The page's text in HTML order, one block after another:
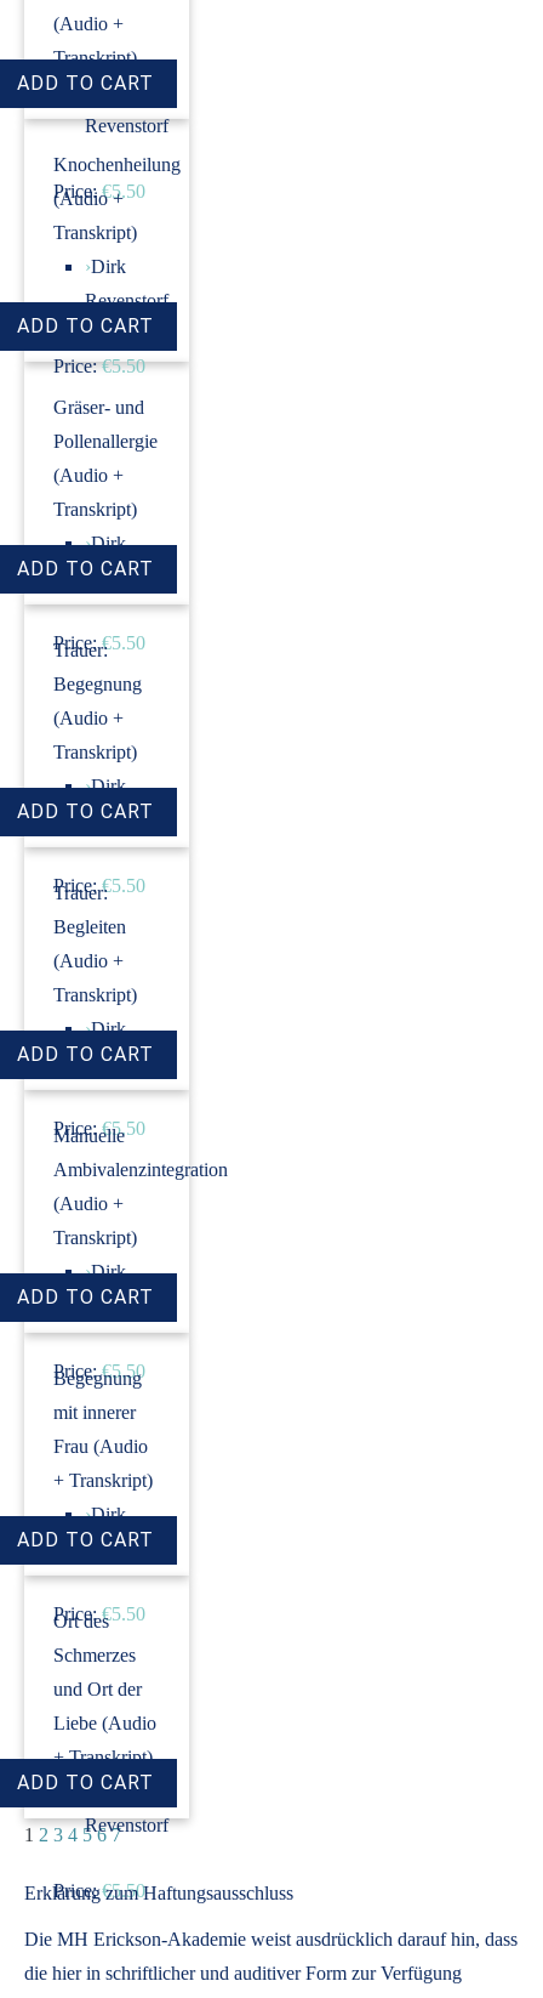
(Audio +
Transkript)
›Dirk
Revenstorf
Price: €5.50
Knochenheilung
(Audio +
Transkript)
›Dirk
Revenstorf
Price: €5.50
Gräser- und
Pollenallergie
(Audio +
Transkript)
›Dirk
Revenstorf
Price: €5.50
Trauer:
Begegnung
(Audio +
Transkript)
›Dirk
Revenstorf
Price: €5.50
Trauer:
Begleiten
(Audio +
Transkript)
›Dirk
Revenstorf
Price: €5.50
Manuelle
Ambivalenzintegration
(Audio +
Transkript)
›Dirk
Revenstorf
Price: €5.50
Begegnung
mit innerer
Frau (Audio
+ Transkript)
›Dirk
Revenstorf
Price: €5.50
Ort des
Schmerzes
und Ort der
Liebe (Audio
+ Transkript)
›Dirk
Revenstorf
Price: €5.50
1 2 3 4 5 6 7
Erklärung zum Haftungsausschluss
Die MH Erickson-Akademie weist ausdrücklich darauf hin, dass
die hier in schriftlicher und auditiver Form zur Verfügung